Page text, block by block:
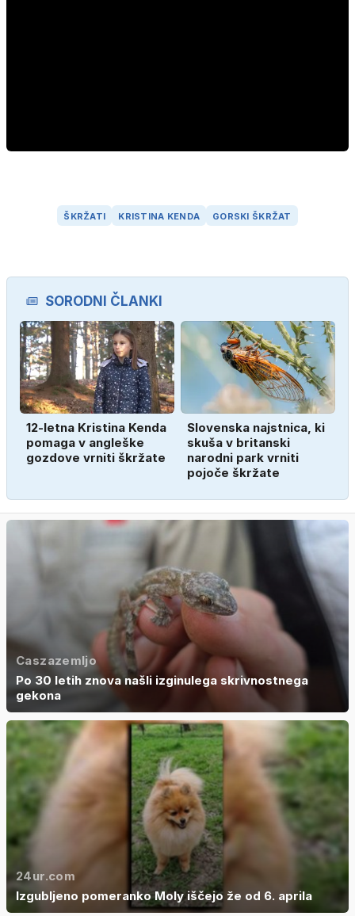
ŠKRŽATI KRISTINA KENDA GORSKI ŠKRŽAT
SORODNI ČLANKI
12-letna Kristina Kenda
pomaga v angleške
gozdove vrniti škržate
Slovenska najstnica, ki
skuša v britanski
narodni park vrniti
pojoče škržate
Caszazemljo
Po 30 letih znova našli izginulega skrivnostnega
gekona
24ur.com
Izgubljeno pomeranko Moly iščejo že od 6. aprila